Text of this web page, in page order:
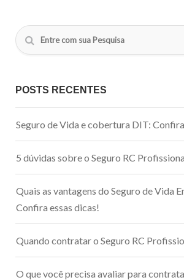
POSTS RECENTES
Seguro de Vida e cobertura DIT:
5 dúvidas sobre o Seguro RC
Quais as vantagens do Seguro de Vida
Confira essas dicas!
Quando contratar o Seguro RC
O que você precisa avaliar para